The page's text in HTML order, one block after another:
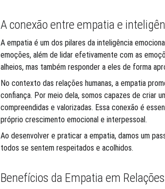
A conexão entre empatia e
A empatia é um dos pilares da inteligência
emoções, além de lidar efetivamente com as
alheios, mas também responder a eles de forma
No contexto das relações humanas, a empatia
confiança. Por meio dela, somos capazes de criar
compreendidas e valorizadas. Essa conexão é
próprio crescimento emocional e interpessoal.
Ao desenvolver e praticar a empatia, damos um
todos se sentem respeitados e acolhidos.
Benefícios da Empatia em